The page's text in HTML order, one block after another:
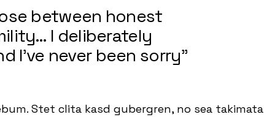
between honest
I deliberately
I’ve never been sorry”
Stet clita kasd gubergren, no sea takimata